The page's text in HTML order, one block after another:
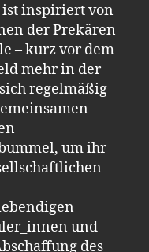
ist inspiriert von
der Prekären
– kurz vor dem
mehr in der
regelmäßig
um ihr
und
des